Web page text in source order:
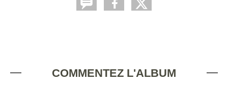
COMMENTEZ L'ALBUM